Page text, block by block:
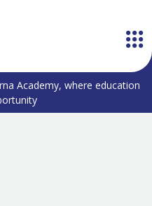
Academy, where education